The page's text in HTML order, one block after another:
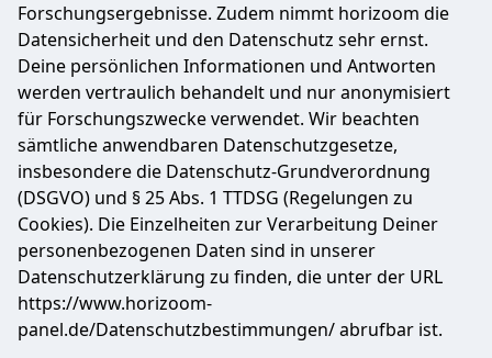
Forschungsergebnisse. Zudem nimmt horizoom die
Datensicherheit und den Datenschutz sehr ernst.
Deine persönlichen Informationen und Antworten
werden vertraulich behandelt und nur anonymisiert
für Forschungszwecke verwendet. Wir beachten
sämtliche anwendbaren Datenschutzgesetze,
insbesondere die Datenschutz-Grundverordnung
(DSGVO) und § 25 Abs. 1 TTDSG (Regelungen zu
Cookies). Die Einzelheiten zur Verarbeitung Deiner
personenbezogenen Daten sind in unserer
Datenschutzerklärung zu finden, die unter der URL
https://www.horizoom-
panel.de/Datenschutzbestimmungen/ abrufbar ist.